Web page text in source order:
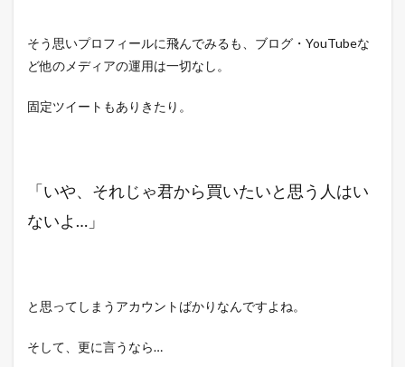
そう思いプロフィールに飛んでみるも、ブログ・YouTubeな
ど他のメディアの運用は一切なし。
固定ツイートもありきたり。
「いや、それじゃ君から買いたいと思う人はい
ないよ…」
と思ってしまうアカウントばかりなんですよね。
そして、更に言うなら…